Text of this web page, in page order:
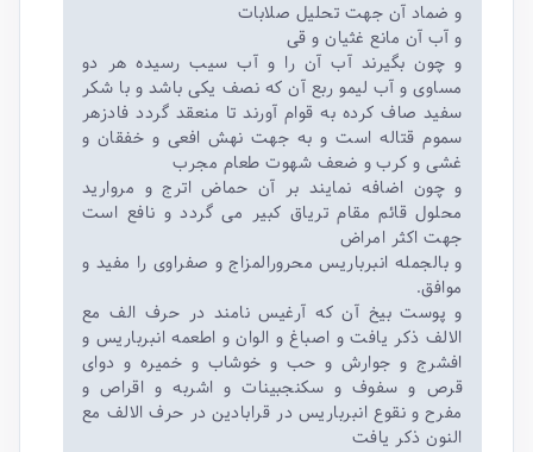
و ضماد آن جهت تحلیل صلابات
و آب آن مانع غثیان و قی
و چون بگیرند آب آن را و آب سیب رسیده هر دو
مساوی و آب لیمو ربع آن که نصف یکی باشد و با شکر
سفید صاف کرده به قوام آورند تا منعقد گردد فادزهر
سموم قتاله است و به جهت نهش افعی و خفقان و
غشی و کرب و ضعف شهوت طعام مجرب
و چون اضافه نمایند بر آن حماض اترج و مروارید
محلول قائم مقام‌ تریاق کبیر می گردد و نافع است
جهت اکثر امراض
و بالجمله انبرباریس محرورالمزاج و صفراوی را مفید و
موافق.
و پوست بیخ آن که آرغیس نامند در حرف الف مع
الالف ذکر یافت و اصباغ و الوان و اطعمه انبرباریس و
افشرج و جوارش و حب و خوشاب و خمیره و دوای
قرص و سفوف و سکنجبینات و اشربه و اقراص و
مفرح و نقوع انبرباریس در قرابادین در حرف الالف مع
النون ذکر یافت